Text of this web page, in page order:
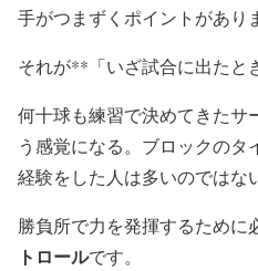
手がつまずくポイントがあり
それが**「いざ試合に出たと
何十球も練習で決めてきたサ
う感覚になる。ブロックの
経験をした人は多いのではな
勝負所で力を発揮するために
トロールです。